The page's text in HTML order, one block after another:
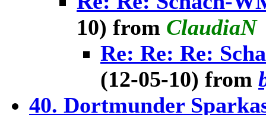
10) from ClaudiaN
Re: Re: Re:
(12-05-10) from
40. Dortmunder